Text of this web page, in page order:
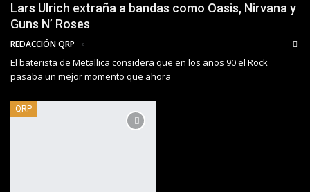
Lars Ulrich extraña a bandas como Oasis, Nirvana y
Guns N’ Roses
REDACCIÓN QRP
El baterista de Metallica considera que en los años 90 el Rock
pasaba un mejor momento que ahora
QRP